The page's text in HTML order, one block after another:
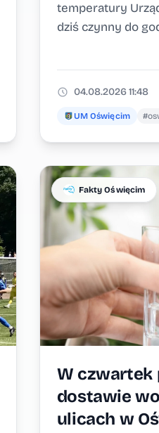
temperatury
dziś czynny do
04.08.2026 11:48
UM Oświęcim
Fakty Oświęcim
W czwartek
dostawie
ulicach w